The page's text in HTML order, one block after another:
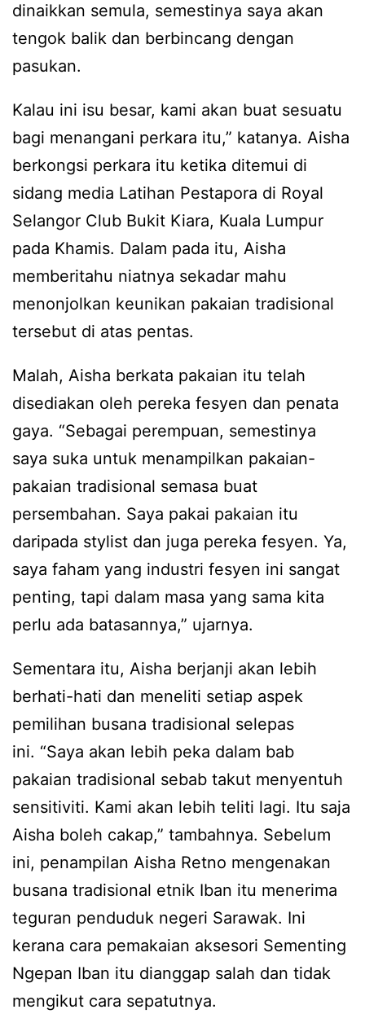
dinaikkan semula, semestinya saya akan
tengok balik dan berbincang dengan
pasukan.
Kalau ini isu besar, kami akan buat sesuatu
bagi menangani perkara itu,” katanya. Aisha
berkongsi perkara itu ketika ditemui di
sidang media Latihan Pestapora di Royal
Selangor Club Bukit Kiara, Kuala Lumpur
pada Khamis. Dalam pada itu, Aisha
memberitahu niatnya sekadar mahu
menonjolkan keunikan pakaian tradisional
tersebut di atas pentas.
Malah, Aisha berkata pakaian itu telah
disediakan oleh pereka fesyen dan penata
gaya. “Sebagai perempuan, semestinya
saya suka untuk menampilkan pakaian-
pakaian tradisional semasa buat
persembahan. Saya pakai pakaian itu
daripada stylist dan juga pereka fesyen. Ya,
saya faham yang industri fesyen ini sangat
penting, tapi dalam masa yang sama kita
perlu ada batasannya,” ujarnya.
Sementara itu, Aisha berjanji akan lebih
berhati-hati dan meneliti setiap aspek
pemilihan busana tradisional selepas
ini. “Saya akan lebih peka dalam bab
pakaian tradisional sebab takut menyentuh
sensitiviti. Kami akan lebih teliti lagi. Itu saja
Aisha boleh cakap,” tambahnya. Sebelum
ini, penampilan Aisha Retno mengenakan
busana tradisional etnik Iban itu menerima
teguran penduduk negeri Sarawak. Ini
kerana cara pemakaian aksesori Sementing
Ngepan Iban itu dianggap salah dan tidak
mengikut cara sepatutnya.